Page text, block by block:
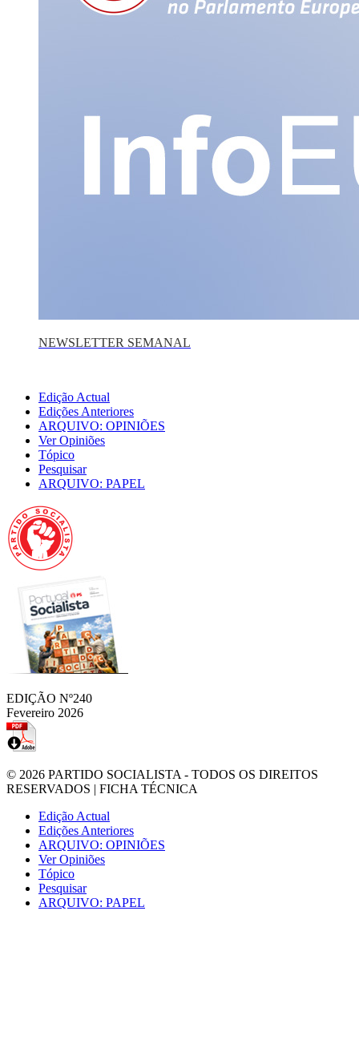
NEWSLETTER SEMANAL
Edição Actual
Edições Anteriores
ARQUIVO: OPINIÕES
Ver Opiniões
Tópico
Pesquisar
ARQUIVO: PAPEL
EDIÇÃO Nº240
Fevereiro 2026
© 2026 PARTIDO SOCIALISTA - TODOS OS DIREITOS
RESERVADOS | FICHA TÉCNICA
Edição Actual
Edições Anteriores
ARQUIVO: OPINIÕES
Ver Opiniões
Tópico
Pesquisar
ARQUIVO: PAPEL